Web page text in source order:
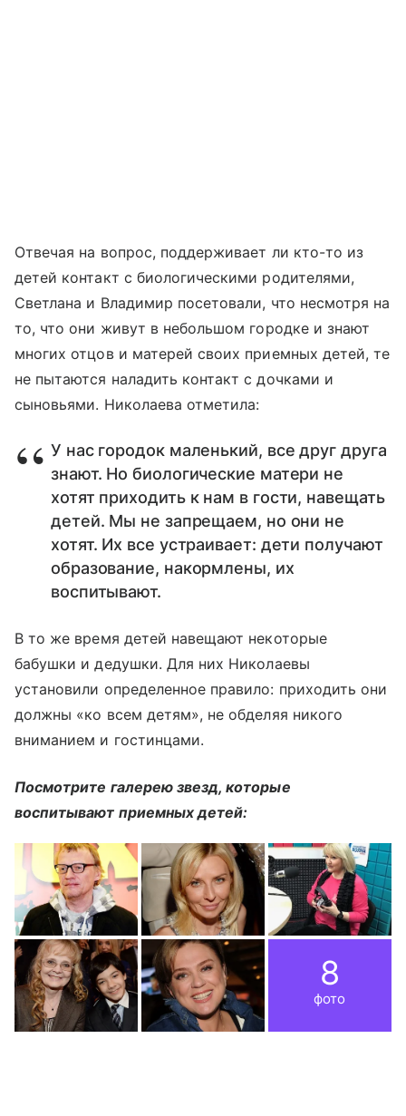
Отвечая на вопрос, поддерживает ли кто-то из
детей контакт с биологическими родителями,
Светлана и Владимир посетовали, что несмотря на
то, что они живут в небольшом городке и знают
многих отцов и матерей своих приемных детей, те
не пытаются наладить контакт с дочками и
сыновьями. Николаева отметила:
У нас городок маленький, все друг друга
знают. Но биологические матери не
хотят приходить к нам в гости, навещать
детей. Мы не запрещаем, но они не
хотят. Их все устраивает: дети получают
образование, накормлены, их
воспитывают.
В то же время детей навещают некоторые
бабушки и дедушки. Для них Николаевы
установили определенное правило: приходить они
должны «ко всем детям», не обделяя никого
вниманием и гостинцами.
Посмотрите галерею звезд, которые
воспитывают приемных детей:
8
фото